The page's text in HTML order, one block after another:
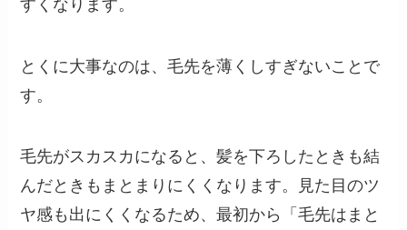
すくなります。
とくに大事なのは、毛先を薄くしすぎないことで
す。
毛先がスカスカになると、髪を下ろしたときも結
んだときもまとまりにくくなります。見た目のツ
ヤ感も出にくくなるため、最初から「毛先はまと